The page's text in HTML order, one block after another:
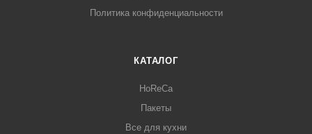
Политика конфиденциальности
КАТАЛОГ
HoReCa
Пакеты
Все для кухни